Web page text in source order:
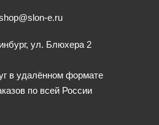
e.ru
ул. Блюхера 2
в удалённом формате
по всей России